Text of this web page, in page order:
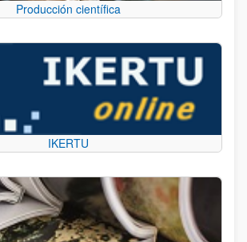
Producción científica
IKERTU